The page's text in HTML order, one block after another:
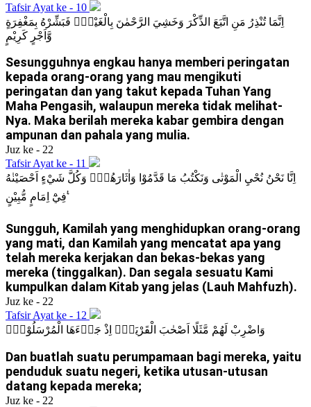
Tafsir Ayat ke - 10
اِنَّمَا تُنْذِرُ مَنِ اتَّبَعَ الذِّكْرَ وَخَشِيَ الرَّحْمٰنَ بِالْغَيْبِۚ فَبَشِّرْهُ بِمَغْفِرَةٍ
وَّاَجْرٍ كَرِيْمٍ
Sesungguhnya engkau hanya memberi peringatan
kepada orang-orang yang mau mengikuti
peringatan dan yang takut kepada Tuhan Yang
Maha Pengasih, walaupun mereka tidak melihat-
Nya. Maka berilah mereka kabar gembira dengan
ampunan dan pahala yang mulia.
Juz ke - 22
Tafsir Ayat ke - 11
اِنَّا نَحْنُ نُحْيِ الْمَوْتٰى وَنَكْتُبُ مَا قَدَّمُوْا وَاٰثَارَهُمْۗ وَكُلَّ شَيْءٍ اَحْصَيْنٰهُ
فِيْٓ اِمَامٍ مُّبِيْنٍ ࣖ
Sungguh, Kamilah yang menghidupkan orang-orang
yang mati, dan Kamilah yang mencatat apa yang
telah mereka kerjakan dan bekas-bekas yang
mereka (tinggalkan). Dan segala sesuatu Kami
kumpulkan dalam Kitab yang jelas (Lauh Mahfuzh).
Juz ke - 22
Tafsir Ayat ke - 12
وَاضْرِبْ لَهُمْ مَّثَلًا اَصْحٰبَ الْقَرْيَةِۘ اِذْ جَاۤءَهَا الْمُرْسَلُوْنَۚ
Dan buatlah suatu perumpamaan bagi mereka, yaitu
penduduk suatu negeri, ketika utusan-utusan
datang kepada mereka;
Juz ke - 22